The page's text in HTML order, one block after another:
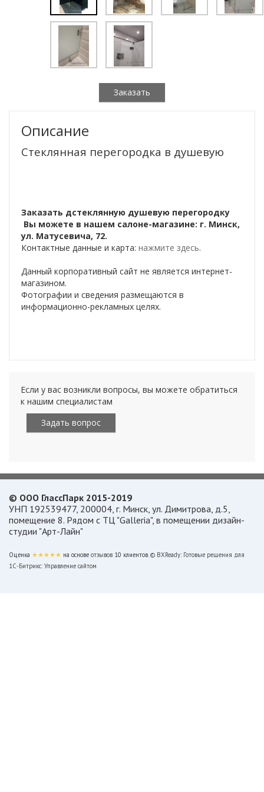
Заказать
Описание
Стеклянная перегородка в душевую
Заказать дстеклянную душевую перегородку
Вы можете в нашем салоне-магазине: г. Минск,
ул. Матусевича, 72.
Контактные данные и карта: нажмите здесь.
Данный корпоративный сайт не является интернет-
магазином.
Фотографии и сведения размещаются в
информационно-рекламных целях.
Если у вас возникли вопросы, вы можете обратиться
к нашим специалистам
Задать вопрос
© ООО ГлассПарк 2015-2019
УНП 192539477, 200004, г. Минск, ул. Димитрова, д.5,
помещение 8. Рядом с ТЦ "Galleria", в помещении дизайн-
студии "Арт-Лайн"
Оценка ★★★★★ на основе отзывов 10 клиентов.© BXReady: Готовые решения для
1С-Битрикс: Управление сайтом